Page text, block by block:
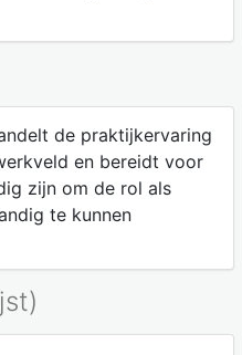
de praktijkervaring
en bereidt voor
zijn om de rol als
te kunnen